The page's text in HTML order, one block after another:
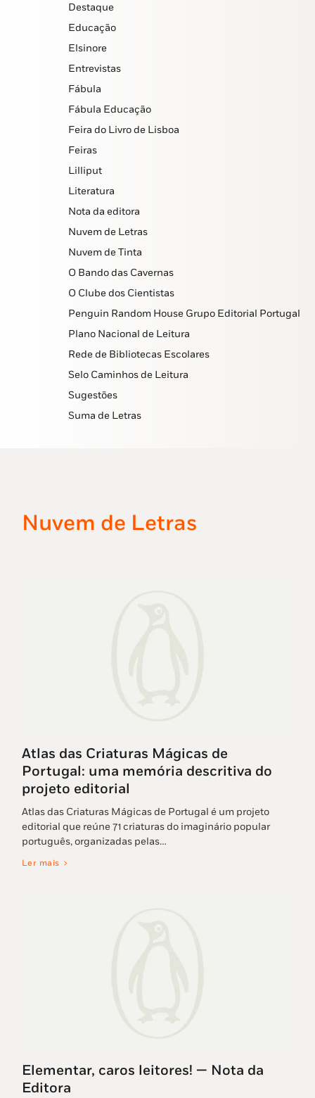
Destaque
Educação
Elsinore
Entrevistas
Fábula
Fábula Educação
Feira do Livro de Lisboa
Feiras
Lilliput
Literatura
Nota da editora
Nuvem de Letras
Nuvem de Tinta
O Bando das Cavernas
O Clube dos Cientistas
Penguin Random House Grupo Editorial Portugal
Plano Nacional de Leitura
Rede de Bibliotecas Escolares
Selo Caminhos de Leitura
Sugestões
Suma de Letras
Nuvem de Letras
Atlas das Criaturas Mágicas de
Portugal: uma memória descritiva do
projeto editorial
Atlas das Criaturas Mágicas de Portugal é um projeto
editorial que reúne 71 criaturas do imaginário popular
português, organizadas pelas…
Ler mais
Elementar, caros leitores! — Nota da
Editora